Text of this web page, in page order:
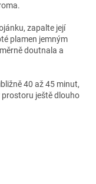
zapalte její
plamen jemným
doutnala a
40 až 45 minut,
ještě dlouho